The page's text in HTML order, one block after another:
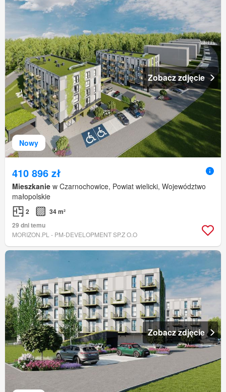
Nowy
Zobacz zdjęcie
410 896 zł
Mieszkanie w Czarnochowice, Powiat wielicki, Województwo
małopolskie
2
34 m²
29 dni temu
MORIZON.PL - PM-DEVELOPMENT SP.Z O.O
Zobacz zdjęcie